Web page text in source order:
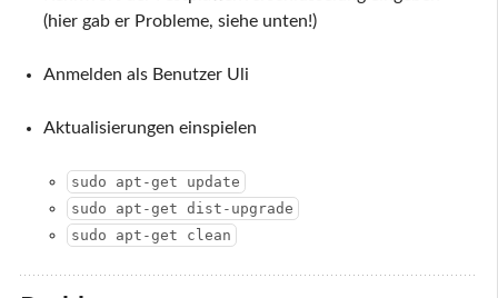
(hier gab er Probleme, siehe unten!)
Anmelden als Benutzer Uli
Aktualisierungen einspielen
sudo apt-get update
sudo apt-get dist-upgrade
sudo apt-get clean